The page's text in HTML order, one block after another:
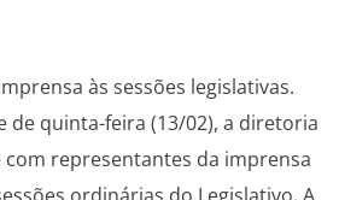
às sessões legislativas.
de quinta-feira (13/02), a diretoria
representantes da imprensa